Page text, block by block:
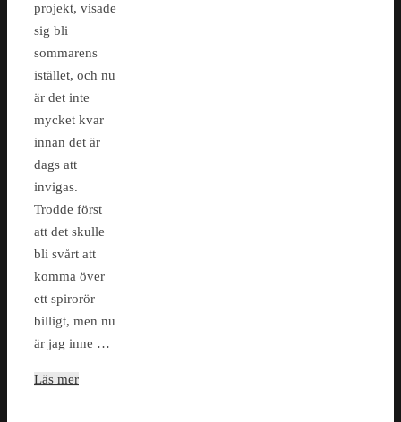
projekt, visade
sig bli
sommarens
istället, och nu
är det inte
mycket kvar
innan det är
dags att
invigas.
Trodde först
att det skulle
bli svårt att
komma över
ett spirorör
billigt, men nu
är jag inne …
Läs mer